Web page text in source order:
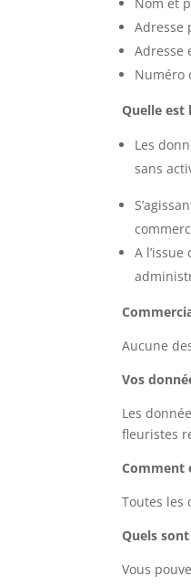
Adresse
Adresse
Numéro
Quelle est
Les
sans
A
Aucune
Vos
Les
fleuristes
Comment
Toutes les
Quels
Vous